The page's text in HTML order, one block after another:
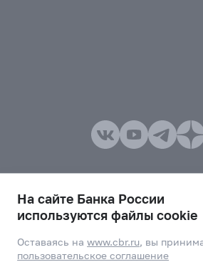
Версия
На сайте Банка России
используются файлы cookie
Оставаясь наwww.cbr.ru, вы
пользовательское соглашение